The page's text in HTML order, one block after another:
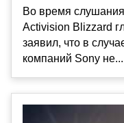
Во время
Activision Blizzard
заявил, что в
компаний Sony не...